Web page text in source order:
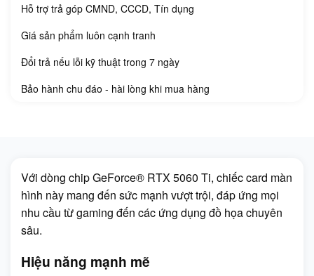
Hỗ trợ trả góp CMND, CCCD, Tín dụng
Giá sản phẩm luôn cạnh tranh
Đổi trả nếu lỗi kỹ thuật trong 7 ngày
Bảo hành chu đáo - hài lòng khi mua hàng
Với dòng chip GeForce® RTX 5060 Ti, chiếc card màn
hình này mang đến sức mạnh vượt trội, đáp ứng mọi
nhu cầu từ gaming đến các ứng dụng đồ họa chuyên
sâu.
Hiệu năng mạnh mẽ